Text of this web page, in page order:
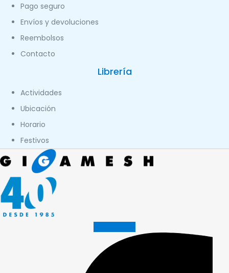
Pago seguro
Envíos y devoluciones
Reembolsos
Contacto
Librería
Actividades
Ubicación
Horario
Festivos